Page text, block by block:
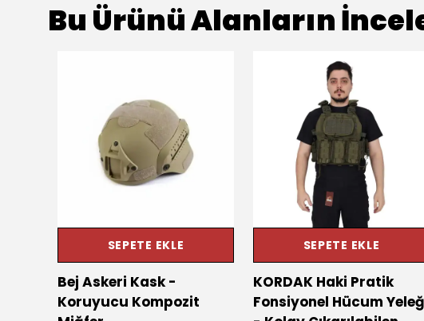
Bu Ürünü Alanların
SEPETE EKLE
Bej Askeri Kask -
Koruyucu Kompozit
SEPETE EKLE
KORDAK Haki Pratik
Fonsiyonel Hücum